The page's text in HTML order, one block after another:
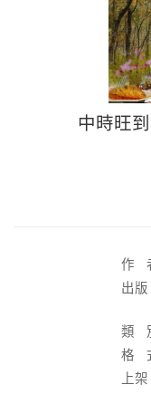
中時旺
作
出版
類
格
上架